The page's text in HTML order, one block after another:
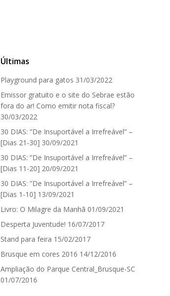
Últimas
Playground para gatos 31/03/2022
Emissor gratuito e o site do Sebrae estão
fora do ar! Como emitir nota fiscal?
30/03/2022
30 DIAS: ”De Insuportável a Irrefreável” –
[Dias 21-30] 30/09/2021
30 DIAS: ”De Insuportável a Irrefreável” –
[Dias 11-20] 20/09/2021
30 DIAS: ”De Insuportável a Irrefreável” –
[Dias 1-10] 13/09/2021
Livro: O Milagre da Manhã 01/09/2021
Desperta Juventude! 16/07/2017
Stand para feira 15/02/2017
Brusque em cores 2016 14/12/2016
Ampliação do Parque Central_Brusque-SC
01/07/2016